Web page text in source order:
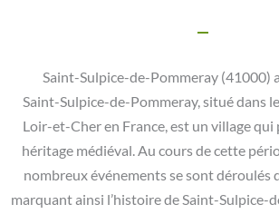
Saint-Sulpice-de-Pommeray (41000)
Saint-Sulpice-de-Pommeray, situé dans
Loir-et-Cher en France, est un village qui
héritage médiéval. Au cours de cette
nombreux événements se sont déroulés
marquant ainsi l’histoire de Saint-Sulpice-